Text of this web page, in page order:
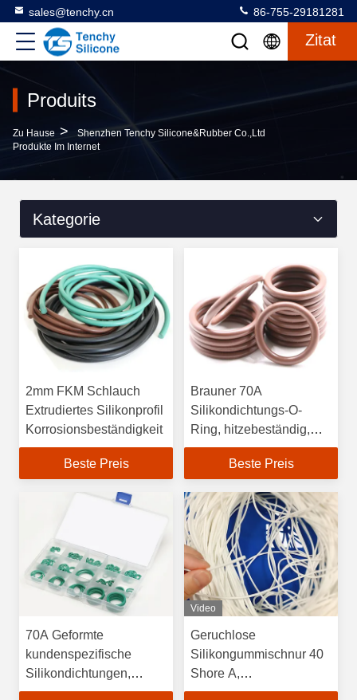
sales@tenchy.cn 86-755-29181281
Zitat
Produits
Zu Hause >
Shenzhen Tenchy Silicone&Rubber Co.,Ltd
Produkte Im Internet
Kategorie
2mm FKM Schlauch
Extrudiertes Silikonprofil
Korrosionsbeständigkeit
Beste Preis
Brauner 70A
Silikondichtungs-O-
Ring, hitzebeständig,
verformungsfrei
Beste Preis
70A Geformte
kundenspezifische
Silikondichtungen,
hochtemperaturbeständig
Video
Geruchlose
Silikongummischnur 40
Shore A,
alterungsbeständig,